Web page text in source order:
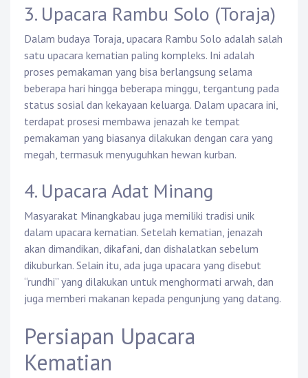
3. Upacara Rambu Solo (Toraja)
Dalam budaya Toraja, upacara Rambu Solo adalah salah
satu upacara kematian paling kompleks. Ini adalah
proses pemakaman yang bisa berlangsung selama
beberapa hari hingga beberapa minggu, tergantung pada
status sosial dan kekayaan keluarga. Dalam upacara ini,
terdapat prosesi membawa jenazah ke tempat
pemakaman yang biasanya dilakukan dengan cara yang
megah, termasuk menyuguhkan hewan kurban.
4. Upacara Adat Minang
Masyarakat Minangkabau juga memiliki tradisi unik
dalam upacara kematian. Setelah kematian, jenazah
akan dimandikan, dikafani, dan dishalatkan sebelum
dikuburkan. Selain itu, ada juga upacara yang disebut
“rundhi” yang dilakukan untuk menghormati arwah, dan
juga memberi makanan kepada pengunjung yang datang.
Persiapan Upacara
Kematian